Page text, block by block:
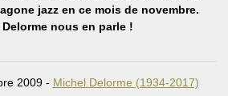
jazz en ce mois de novembre.
nous en parle !
2009 - Michel Delorme (1934-2017)